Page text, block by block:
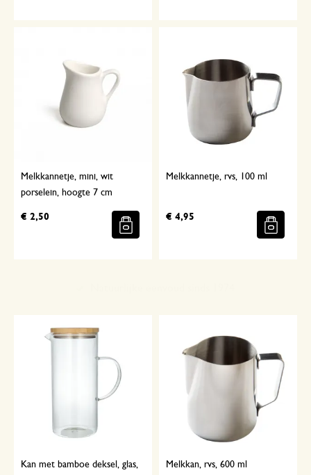
Melkkannetje, mini, wit
porselein, hoogte 7 cm
€ 2,50
Melkkannetje, rvs, 100 ml
€ 4,95
Kan met bamboe deksel, glas,
Melkkan, rvs, 600 ml